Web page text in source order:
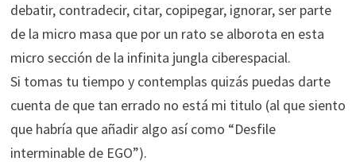
debatir, contradecir, citar, copipegar, ignorar, ser parte
de la micro masa que por un rato se alborota en esta
micro sección de la infinita jungla ciberespacial.
Si tomas tu tiempo y contemplas quizás puedas darte
cuenta de que tan errado no está mi titulo (al que siento
que habría que añadir algo así como “Desfile
interminable de EGO”).